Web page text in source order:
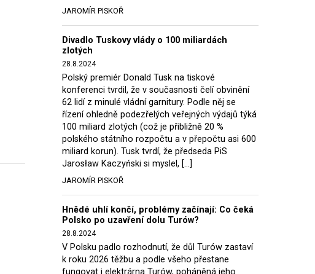
JAROMÍR PISKOŘ
Divadlo Tuskovy vlády o 100 miliardách
zlotých
28.8.2024
Polský premiér Donald Tusk na tiskové
konferenci tvrdil, že v současnosti čelí obvinění
62 lidí z minulé vládní garnitury. Podle něj se
řízení ohledně podezřelých veřejných výdajů týká
100 miliard zlotých (což je přibližně 20 %
polského státního rozpočtu a v přepočtu asi 600
miliard korun). Tusk tvrdí, že předseda PiS
Jarosław Kaczyński si myslel, […]
JAROMÍR PISKOŘ
Hnědé uhlí končí, problémy začínají: Co čeká
Polsko po uzavření dolu Turów?
28.8.2024
V Polsku padlo rozhodnutí, že důl Turów zastaví
k roku 2026 těžbu a podle všeho přestane
fungovat i elektrárna Turów, poháněná jeho